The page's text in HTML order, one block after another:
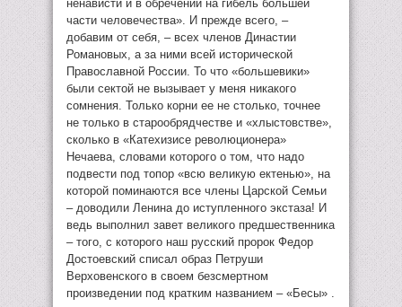
ненависти и в обречении на гибель большей
части человечества». И прежде всего, –
добавим от себя, – всех членов Династии
Романовых, а за ними всей исторической
Православной России. То что «большевики»
были сектой не вызывает у меня никакого
сомнения. Только корни ее не столько, точнее
не только в старообрядчестве и «хлыстовстве»,
сколько в «Катехизисе революционера»
Нечаева, словами которого о том, что надо
подвести под топор «всю великую ектенью», на
которой поминаются все члены Царской Семьи
– доводили Ленина до иступленного экстаза! И
ведь выполнил завет великого предшественника
– того, с которого наш русский пророк Федор
Достоевский списал образ Петруши
Верховенского в своем безсмертном
произведении под кратким названием – «Бесы» .